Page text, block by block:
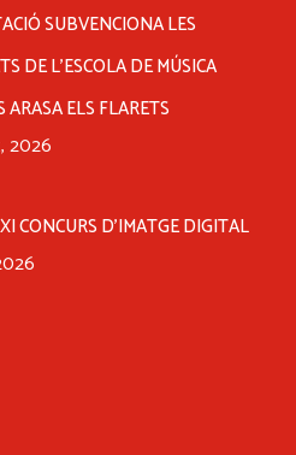
SUBVENCIONA LES
DE L’ESCOLA DE MÚSICA
ARASA ELS FLARETS
2026
CONCURS D’IMATGE DIGITAL